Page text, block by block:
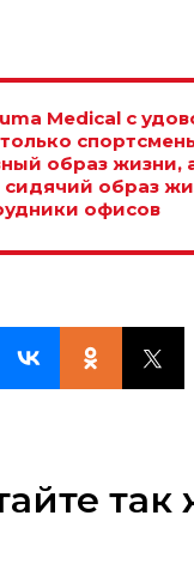
Medical с
образ жизни,
образ
офисов
так